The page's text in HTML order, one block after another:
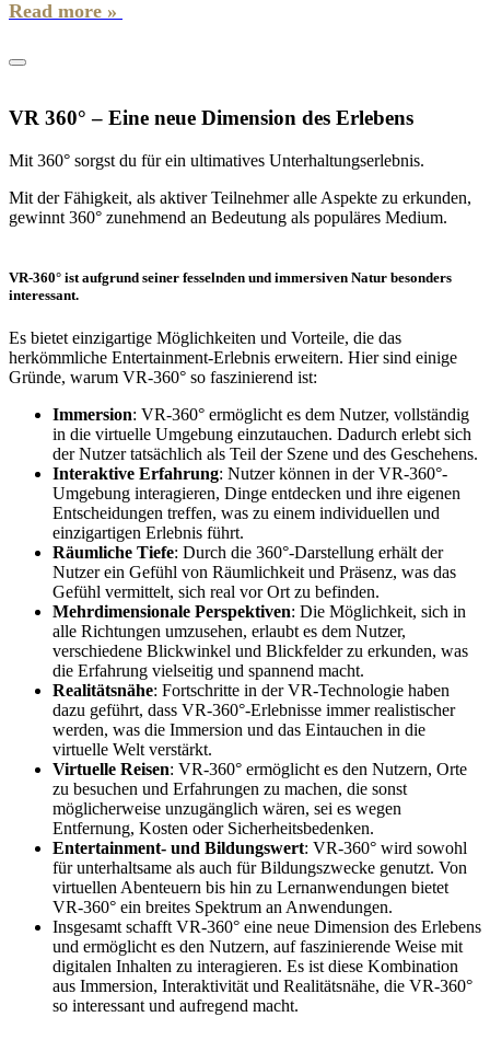
VR 360° – Eine neue Dimension des Erlebens
Mit 360° sorgst du für ein ultimatives Unterhaltungserlebnis.
Mit der Fähigkeit, als aktiver Teilnehmer alle Aspekte zu erkunden,
gewinnt 360° zunehmend an Bedeutung als populäres Medium.
VR-360° ist aufgrund seiner fesselnden und immersiven Natur besonders
interessant.
Es bietet einzigartige Möglichkeiten und Vorteile, die das
herkömmliche Entertainment-Erlebnis erweitern. Hier sind einige
Gründe, warum VR-360° so faszinierend ist:
Immersion: VR-360° ermöglicht es dem Nutzer, vollständig
in die virtuelle Umgebung einzutauchen. Dadurch erlebt sich
der Nutzer tatsächlich als Teil der Szene und des Geschehens.
Interaktive Erfahrung: Nutzer können in der VR-360°-
Umgebung interagieren, Dinge entdecken und ihre eigenen
Entscheidungen treffen, was zu einem individuellen und
einzigartigen Erlebnis führt.
Räumliche Tiefe: Durch die 360°-Darstellung erhält der
Nutzer ein Gefühl von Räumlichkeit und Präsenz, was das
Gefühl vermittelt, sich real vor Ort zu befinden.
Mehrdimensionale Perspektiven: Die Möglichkeit, sich in
alle Richtungen umzusehen, erlaubt es dem Nutzer,
verschiedene Blickwinkel und Blickfelder zu erkunden, was
die Erfahrung vielseitig und spannend macht.
Realitätsnähe: Fortschritte in der VR-Technologie haben
dazu geführt, dass VR-360°-Erlebnisse immer realistischer
werden, was die Immersion und das Eintauchen in die
virtuelle Welt verstärkt.
Virtuelle Reisen: VR-360° ermöglicht es den Nutzern, Orte
zu besuchen und Erfahrungen zu machen, die sonst
möglicherweise unzugänglich wären, sei es wegen
Entfernung, Kosten oder Sicherheitsbedenken.
Entertainment- und Bildungswert: VR-360° wird sowohl
für unterhaltsame als auch für Bildungszwecke genutzt. Von
virtuellen Abenteuern bis hin zu Lernanwendungen bietet
VR-360° ein breites Spektrum an Anwendungen.
Insgesamt schafft VR-360° eine neue Dimension des Erlebens
und ermöglicht es den Nutzern, auf faszinierende Weise mit
digitalen Inhalten zu interagieren. Es ist diese Kombination
aus Immersion, Interaktivität und Realitätsnähe, die VR-360°
so interessant und aufregend macht.